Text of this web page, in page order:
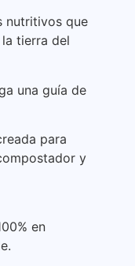
nutritivos que
tierra del
una guía de
para
y
en